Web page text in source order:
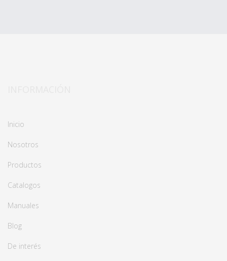
Inicio
Nosotros
Productos
Catalogos
Manuales
Blog
De interés